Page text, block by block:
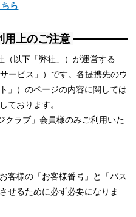
ら
用上のご注意
（以下「弊社」）が運営する
ービス」）です。各提携先のウ
」）のページの内容に関しては
ております。
クラブ」会員様のみご利用いた
客様の「お客様番号」と「パス
せるために必ず必要になりま